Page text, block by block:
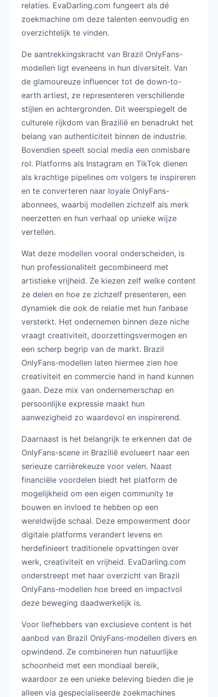
relaties. EvaDarling.com fungeert als dé
zoekmachine om deze talenten eenvoudig en
overzichtelijk te vinden.
De aantrekkingskracht van Brazil OnlyFans-
modellen ligt eveneens in hun diversiteit. Van
de glamoureuze influencer tot de down-to-
earth artiest, ze representeren verschillende
stijlen en achtergronden. Dit weerspiegelt de
culturele rijkdom van Brazilië en benadrukt het
belang van authenticiteit binnen de industrie.
Bovendien speelt social media een onmisbare
rol. Platforms als Instagram en TikTok dienen
als krachtige pipelines om volgers te inspireren
en te converteren naar loyale OnlyFans-
abonnees, waarbij modellen zichzelf als merk
neerzetten en hun verhaal op unieke wijze
vertellen.
Wat deze modellen vooral onderscheiden, is
hun professionaliteit gecombineerd met
artistieke vrijheid. Ze kiezen zelf welke content
ze delen en hoe ze zichzelf presenteren, een
dynamiek die ook de relatie met hun fanbase
versterkt. Het ondernemen binnen deze niche
vraagt creativiteit, doorzettingsvermogen en
een scherp begrip van de markt. Brazil
OnlyFans-modellen laten hiermee zien hoe
creativiteit en commercie hand in hand kunnen
gaan. Deze mix van ondernemerschap en
persoonlijke expressie maakt hun
aanwezigheid zo waardevol en inspirerend.
Daarnaast is het belangrijk te erkennen dat de
OnlyFans-scene in Brazilië evolueert naar een
serieuze carrièrekeuze voor velen. Naast
financiële voordelen biedt het platform de
mogelijkheid om een eigen community te
bouwen en invloed te hebben op een
wereldwijde schaal. Deze empowerment door
digitale platforms verandert levens en
herdefinieert traditionele opvattingen over
werk, creativiteit en vrijheid. EvaDarling.com
onderstreept met haar overzicht van Brazil
OnlyFans-modellen hoe breed en impactvol
deze beweging daadwerkelijk is.
Voor liefhebbers van exclusieve content is het
aanbod van Brazil OnlyFans-modellen divers en
opwindend. Ze combineren hun natuurlijke
schoonheid met een mondiaal bereik,
waardoor ze een unieke beleving bieden die je
alleen via gespecialiseerde zoekmachines